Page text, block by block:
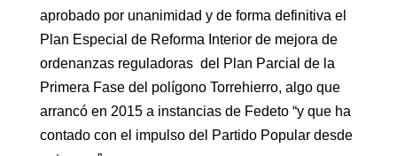
aprobado por unanimidad y de forma definitiva el
Plan Especial de Reforma Interior de mejora de
ordenanzas reguladoras del Plan Parcial de la
Primera Fase del polígono Torrehierro, algo que
arrancó en 2015 a instancias de Fedeto “y que ha
contado con el impulso del Partido Popular desde